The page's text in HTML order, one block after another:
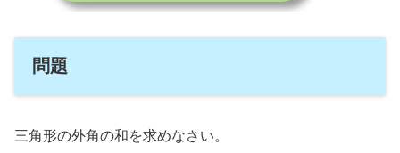
問題
三角形の外角の和を求めなさい。